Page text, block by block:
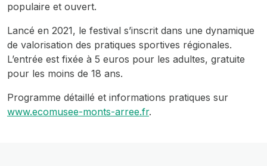
populaire et ouvert.
Lancé en 2021, le festival s’inscrit dans une dynamique
de valorisation des pratiques sportives régionales.
L’entrée est fixée à 5 euros pour les adultes, gratuite
pour les moins de 18 ans.
Programme détaillé et informations pratiques sur
www.ecomusee-monts-arree.fr.